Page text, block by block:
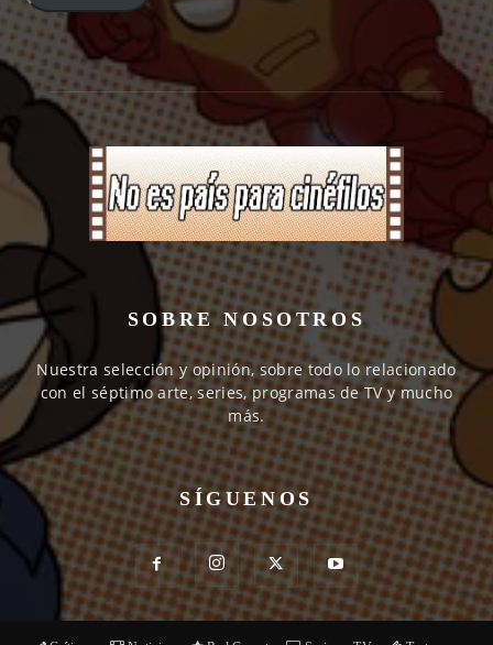
SOBRE NOSOTROS
Nuestra selección y opinión, sobre todo lo relacionado
con el séptimo arte, series, programas de TV y mucho
más.
SÍGUENOS